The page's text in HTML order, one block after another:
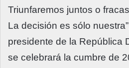
Triunfaremos juntos o
La decisión es sólo
presidente de la República
se celebrará la cumbre de